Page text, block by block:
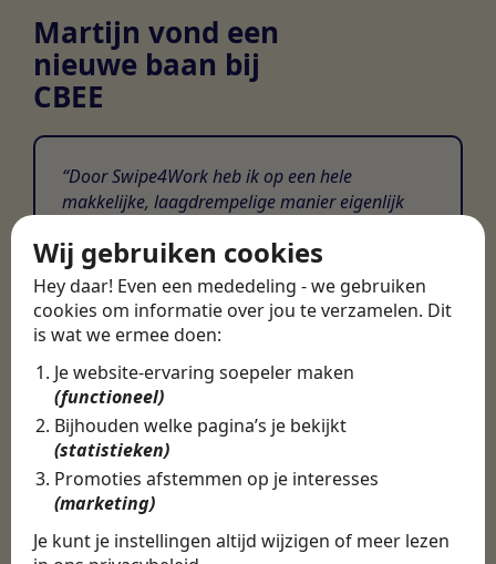
Wij gebruiken cookies
Hey daar! Even een mededeling - we gebruiken
cookies om informatie over jou te verzamelen. Dit
is wat we ermee doen:
Je website-ervaring soepeler maken
(functioneel)
Bijhouden welke pagina’s je bekijkt
(statistieken)
Promoties afstemmen op je interesses
(marketing)
Je kunt je instellingen altijd wijzigen of meer lezen
Martijn vond een
nieuwe baan bij
CBEE
Door Swipe4Work heb ik op een hele
makkelijke, laagdrempelige manier eigenlijk
veel nieuwe uitdagingen!
Martijn
Certinia Consultant